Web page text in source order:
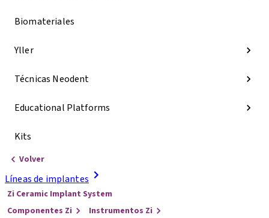
Biomateriales
Yller
Técnicas Neodent
Educational Platforms
Kits
Volver
Líneas de implantes
Zi Ceramic Implant System
Componentes Zi
Instrumentos Zi